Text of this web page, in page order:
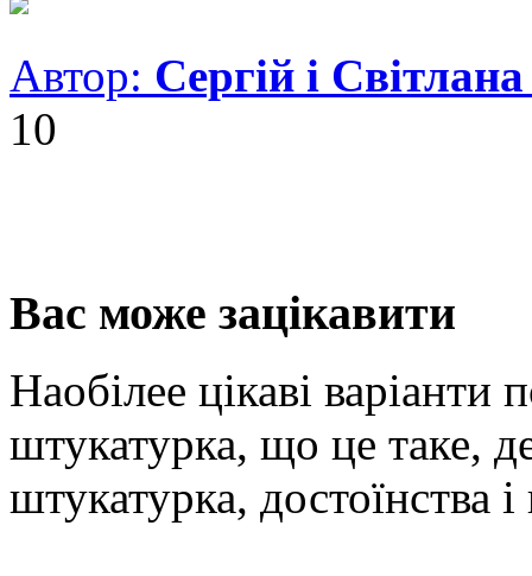
Автор: Сергій і
10
Вас може зацікавити
Наобілее цікаві варіанти
штукатурка, що це таке,
штукатурка, достоїнства